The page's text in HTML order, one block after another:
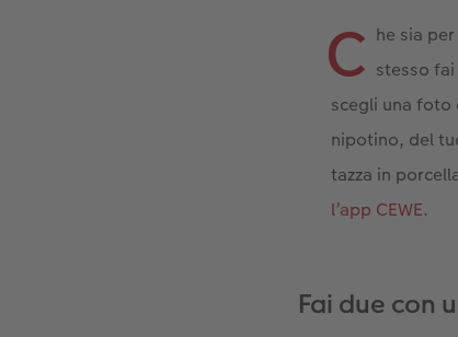
C he sia
stesso
scegli una foto
nipotino, del
tazza in
l’app CEWE.
Fai due con